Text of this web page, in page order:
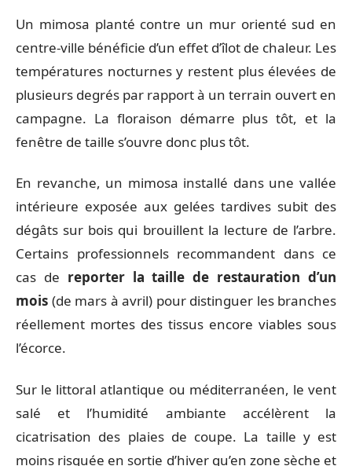
Un mimosa planté contre un mur orienté sud en
centre-ville bénéficie d’un effet d’îlot de chaleur. Les
températures nocturnes y restent plus élevées de
plusieurs degrés par rapport à un terrain ouvert en
campagne. La floraison démarre plus tôt, et la
fenêtre de taille s’ouvre donc plus tôt.
En revanche, un mimosa installé dans une vallée
intérieure exposée aux gelées tardives subit des
dégâts sur bois qui brouillent la lecture de l’arbre.
Certains professionnels recommandent dans ce
cas de reporter la taille de restauration d’un
mois (de mars à avril) pour distinguer les branches
réellement mortes des tissus encore viables sous
l’écorce.
Sur le littoral atlantique ou méditerranéen, le vent
salé et l’humidité ambiante accélèrent la
cicatrisation des plaies de coupe. La taille y est
moins risquée en sortie d’hiver qu’en zone sèche et